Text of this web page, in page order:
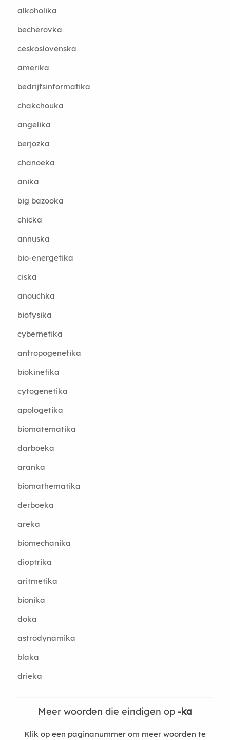
alkoholika
becherovka
ceskoslovenska
amerika
bedrijfsinformatika
chakchouka
angelika
berjozka
chanoeka
anika
big bazooka
chicka
annuska
bio-energetika
ciska
anouchka
biofysika
cybernetika
antropogenetika
biokinetika
cytogenetika
apologetika
biomatematika
darboeka
aranka
biomathematika
derboeka
areka
biomechanika
dioptrika
aritmetika
bionika
doka
astrodynamika
blaka
drieka
Meer woorden die eindigen op -ka
Klik op een paginanummer om meer woorden te